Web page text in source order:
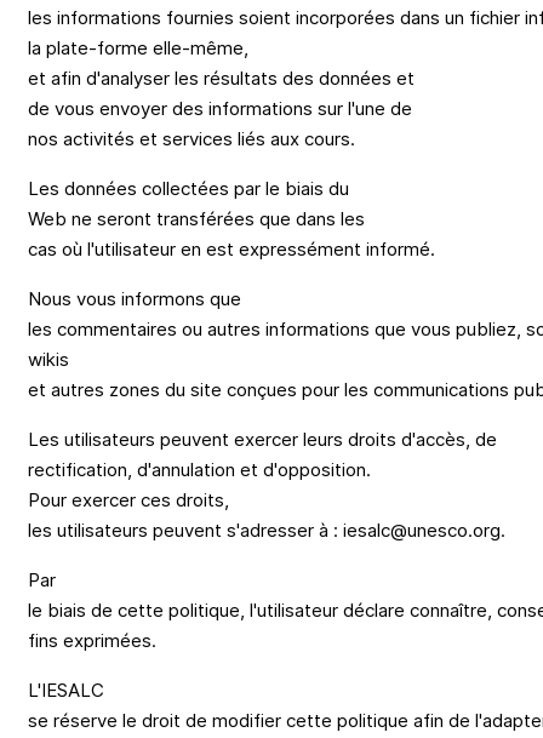
les informations fournies soient incorporées dans un fichier
la plate-forme elle-même,
et afin d'analyser les résultats des données et
de vous envoyer des informations sur l'une de
nos activités et services liés aux cours.
Les données collectées par le biais du
Web ne seront transférées que dans les
cas où l'utilisateur en est expressément informé.
Nous vous informons que
les commentaires ou autres informations que vous publiez,
wikis
et autres zones du site conçues pour les communications
Les utilisateurs peuvent exercer leurs droits d'accès, de
rectification, d'annulation et d'opposition.
Pour exercer ces droits,
les utilisateurs peuvent s'adresser à : iesalc@unesco.org.
Par
le biais de cette politique, l'utilisateur déclare connaître,
fins exprimées.
L'IESALC
se réserve le droit de modifier cette politique afin de